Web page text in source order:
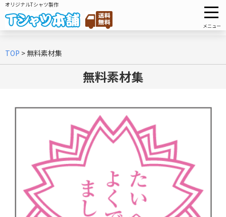
オリジナルTシャツ製作
メニュー
TOP > 無料素材集
無料素材集